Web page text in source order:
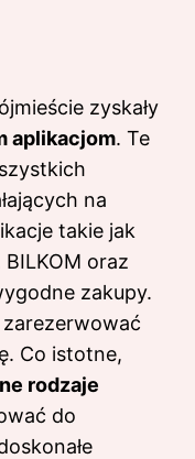
zyskały
aplikacjom. Te
na
takie jak
BILKOM oraz
zakupy.
Co istotne,
rodzaje
do